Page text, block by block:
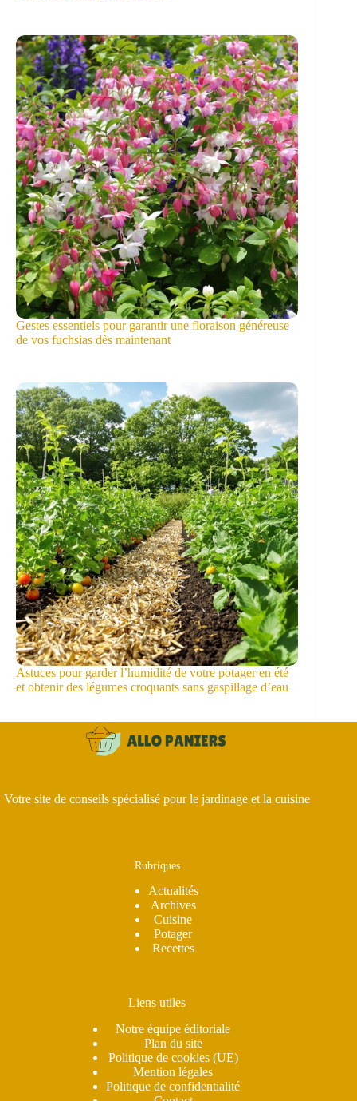
Gestes essentiels pour garantir une floraison généreuse
de vos fuchsias dès maintenant
Astuces pour garder l’humidité de votre potager en été
et obtenir des légumes croquants sans gaspillage d’eau
Votre site de conseils spécialisé pour le jardinage et la cuisine
Rubriques
Actualités
Archives
Cuisine
Potager
Recettes
Liens utiles
Notre équipe éditoriale
Plan du site
Politique de cookies (UE)
Mention légales
Politique de confidentialité